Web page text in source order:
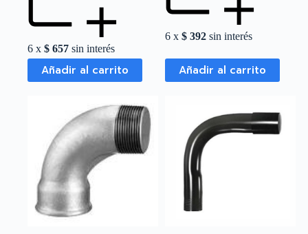
6 x $ 657 sin interés
Añadir al carrito
6 x$ 392 sin interés
Añadir al carrito